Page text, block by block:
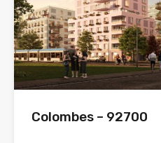
Colombes – 92700